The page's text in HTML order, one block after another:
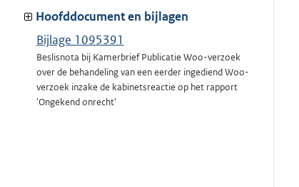
Hoofddocument en bijlagen
Bijlage 1095391
Beslisnota bij Kamerbrief Publicatie Woo-verzoek
over de behandeling van een eerder ingediend Woo-
verzoek inzake de kabinetsreactie op het rapport
'Ongekend onrecht'